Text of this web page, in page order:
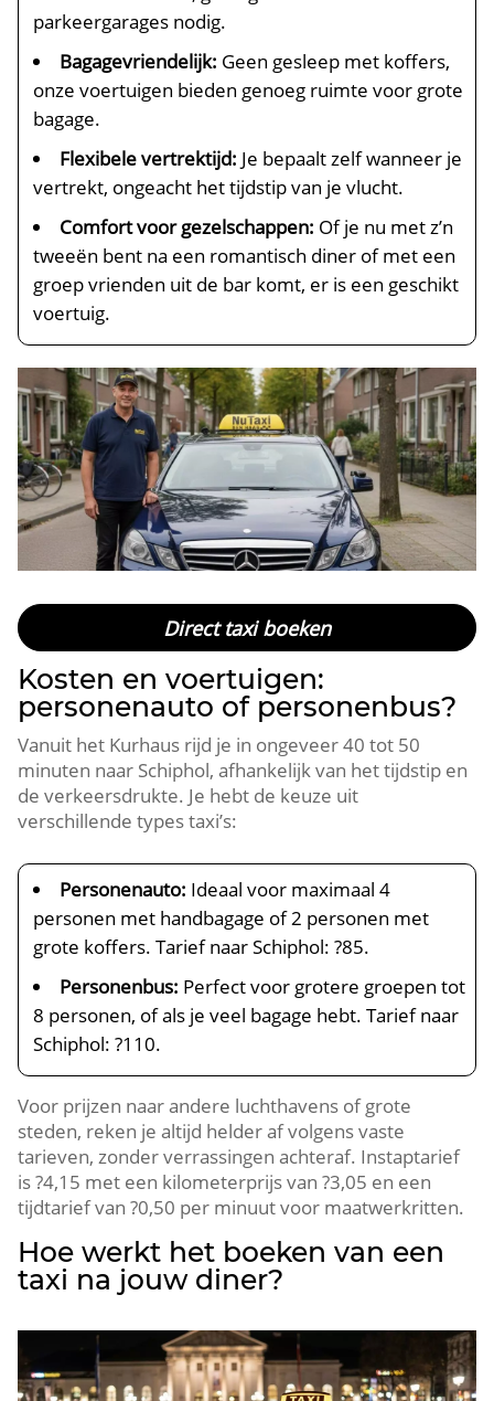
parkeergarages nodig.
Bagagevriendelijk: Geen gesleep met koffers,
onze voertuigen bieden genoeg ruimte voor grote
bagage.
Flexibele vertrektijd: Je bepaalt zelf wanneer je
vertrekt, ongeacht het tijdstip van je vlucht.
Comfort voor gezelschappen: Of je nu met z’n
tweeën bent na een romantisch diner of met een
groep vrienden uit de bar komt, er is een geschikt
voertuig.
Direct taxi boeken
Kosten en voertuigen:
personenauto of personenbus?
Vanuit het Kurhaus rijd je in ongeveer 40 tot 50
minuten naar Schiphol, afhankelijk van het tijdstip en
de verkeersdrukte. Je hebt de keuze uit
verschillende types taxi’s:
Personenauto: Ideaal voor maximaal 4
personen met handbagage of 2 personen met
grote koffers. Tarief naar Schiphol: ?85.
Personenbus: Perfect voor grotere groepen tot
8 personen, of als je veel bagage hebt. Tarief naar
Schiphol: ?110.
Voor prijzen naar andere luchthavens of grote
steden, reken je altijd helder af volgens vaste
tarieven, zonder verrassingen achteraf. Instaptarief
is ?4,15 met een kilometerprijs van ?3,05 en een
tijdtarief van ?0,50 per minuut voor maatwerkritten.
Hoe werkt het boeken van een
taxi na jouw diner?